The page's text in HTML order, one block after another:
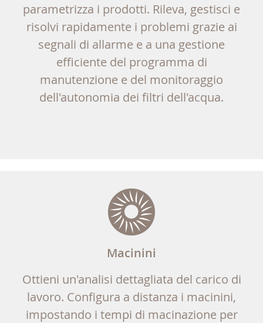
parametrizza i prodotti. Rileva, gestisci e
risolvi rapidamente i problemi grazie ai
segnali di allarme e a una gestione
efficiente del programma di
manutenzione e del monitoraggio
dell'autonomia dei filtri dell'acqua.
Macinini
Ottieni un'analisi dettagliata del carico di
lavoro. Configura a distanza i macinini,
impostando i tempi di macinazione per